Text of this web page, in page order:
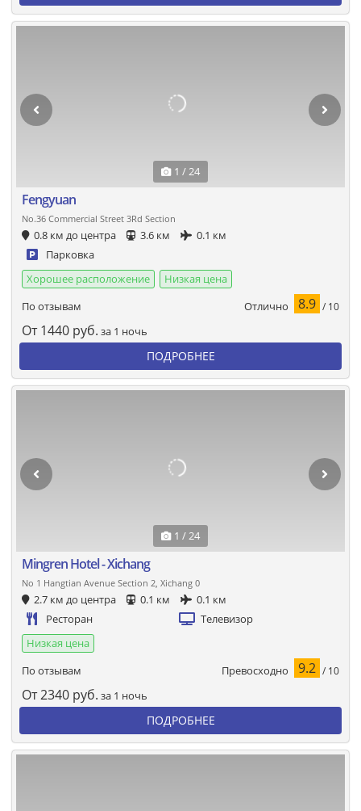
1 / 24
Fengyuan
No.36 Commercial Street 3Rd Section
0.8 км до центра 3.6 км
0.1 км
Парковка
Хорошее расположение
Низкая цена
По отзывам
Отлично 8.9 / 10
От 1440 руб. за 1 ночь
ПОДРОБНЕЕ
1 / 24
Mingren Hotel - Xichang
No 1 Hangtian Avenue Section 2, Xichang 0
2.7 км до центра 0.1 км
0.1 км
Ресторан
Телевизор
Низкая цена
По отзывам
Превосходно 9.2 / 10
От2340 руб. за 1 ночь
ПОДРОБНЕЕ